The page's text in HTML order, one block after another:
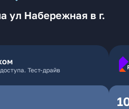
ул Набережная в г.
Тест-драйв